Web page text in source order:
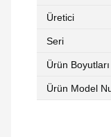
Üretici
Seri
Ürün Boyutları
Ürün Model